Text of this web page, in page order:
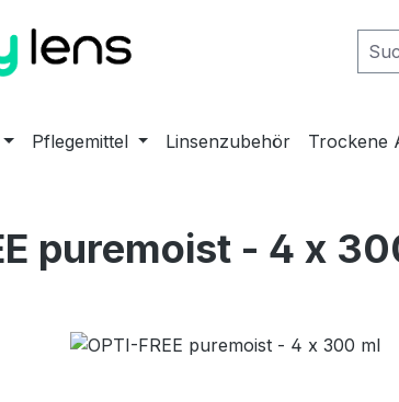
Pflegemittel Linsenzubehör Trockene
puremoist - 4 x